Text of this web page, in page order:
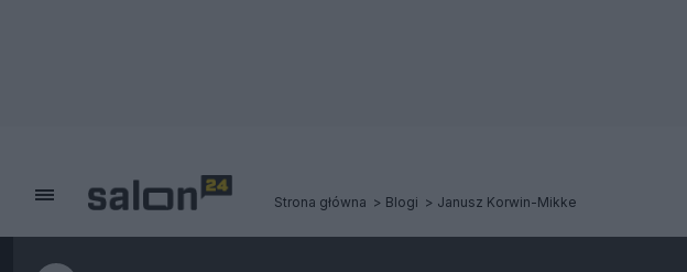
Strona główna Blogi Janusz Korwin-Mikke